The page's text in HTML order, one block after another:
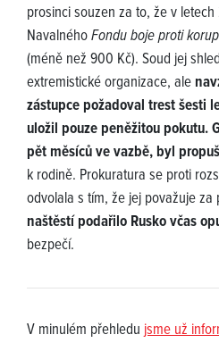
prosinci souzen za to, že v
NavalnéhoFondu boje proti
(méně než 900 Kč). Soud jej
extremistické organizace, ale
zástupce požadoval trest šesti
uložil pouze peněžitou pokutu.
pět měsíců ve vazbě, byl
k rodině. Prokuratura se proti
odvolala s tím, že jej považuje za
naštěstí podařilo Rusko včas
bezpečí.
V minulém přehledu jsme už